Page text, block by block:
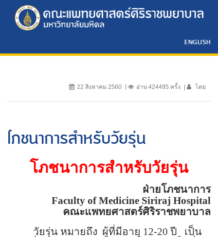
ENGLISH
22 สิงหาคม 2560 อ่าน 424495 ครั้ง โดย
โภชนาการสำหรับวัยรุ่น
โภชนาการสำหรับวัยรุ่น
ฝ่ายโภชนาการ
Faculty of Medicine Siriraj Hospital
คณะแพทยศาสตร์ศิริราชพยาบาล
วัยรุ่น หมายถึง ผู้ที่มีอายุ 12-20 ปี
เป็น